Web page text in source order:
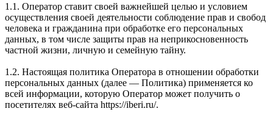
1.1. Оператор ставит своей важнейшей целью и условием
осуществления своей деятельности соблюдение прав и свобод
человека и гражданина при обработке его персональных
данных, в том числе защиты прав на неприкосновенность
частной жизни, личную и семейную тайну.
1.2. Настоящая политика Оператора в отношении обработки
персональных данных (далее — Политика) применяется ко
всей информации, которую Оператор может получить о
посетителях веб-сайта https://iberi.ru/.